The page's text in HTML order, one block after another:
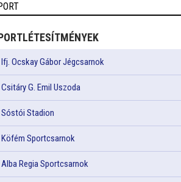
Ifj. Ocskay Gábor Jégcsarnok
Csitáry G. Emil Uszoda
Sóstói Stadion
Köfém Sportcsarnok
Alba Regia Sportcsarnok